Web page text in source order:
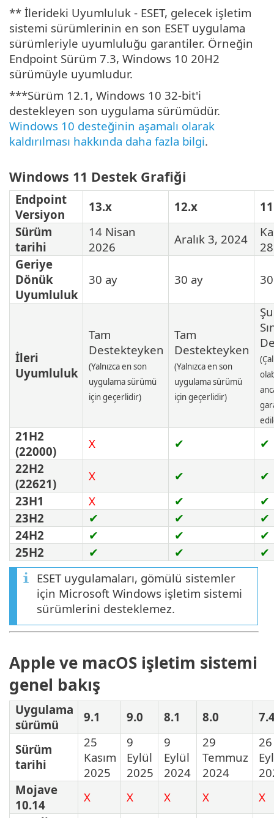
** İlerideki Uyumluluk - ESET, gelecek işletim
sistemi sürümlerinin en son ESET uygulama
sürümleriyle uyumluluğu garantiler. Örneğin
Endpoint Sürüm 7.3, Windows 10 20H2
sürümüyle uyumludur.
***Sürüm 12.1, Windows 10 32-bit'i
destekleyen son uygulama sürümüdür.
Windows 10 desteğinin aşamalı olarak
kaldırılması hakkında daha fazla bilgi.
Windows 11 Destek Grafiği
Endpoint
Versiyon
13.x 12.x
Sürüm
tarihi
14 Nisan
2026
Aralık 3, 2024
Geriye
Dönük
Uyumluluk
30 ay 30 ay
İleri
Uyumluluk
Tam
Destekteyken
(Yalnızca en son
uygulama sürümü
için geçerlidir)
Tam
Destekteyken
(Yalnızca en son
uygulama sürümü
için geçerlidir)
21H2
(22000)
X ✔
✔
22H2
(22621)
X ✔
✔
23H1
X ✔
✔
23H2
✔ ✔
✔
24H2
✔ ✔
✔
25H2
✔ ✔
✔
ESET uygulamaları, gömülü sistemler
için Microsoft Windows işletim sistemi
sürümlerini desteklemez.
Apple ve macOS işletim sistemi
genel bakış
Uygulama
sürümü
9.1 9.0 8.1 8.0
Sürüm
tarihi
25
Kasım
2025
9
Eylül
2025
9
Eylül
2024
29
Temmuz
2024
26
Mojave
10.14
X X X X
X